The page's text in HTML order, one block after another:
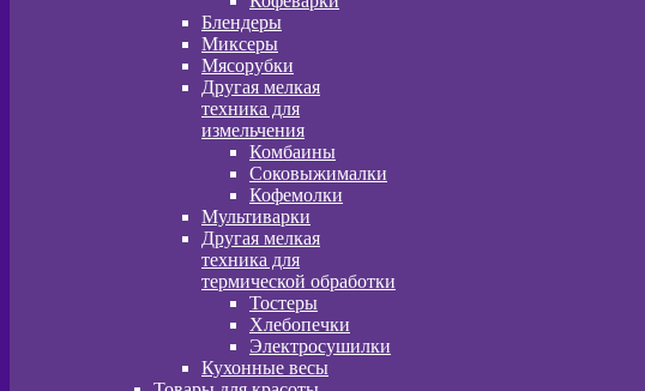
Блендеры
Миксеры
Мясорубки
Другая мелкая
техника для
измельчения
Комбаины
Соковыжималки
Кофемолки
Мультиварки
Другая мелкая
техника для
термической обработки
Тостеры
Хлебопечки
Электросушилки
Кухонные весы